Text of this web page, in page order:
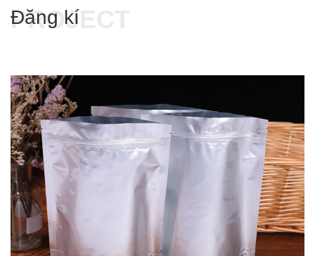
PROJECT
Đăng kí